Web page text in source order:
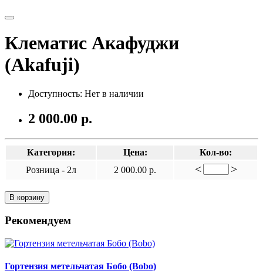
Клематис Акафуджи
(Akafuji)
Доступность: Нет в наличии
2 000.00 р.
Категория: Цена:
Кол-во:
Розница - 2л
2 000.00 р. < >
В корзину
Рекомендуем
Гортензия метельчатая Бобо (Bobo)